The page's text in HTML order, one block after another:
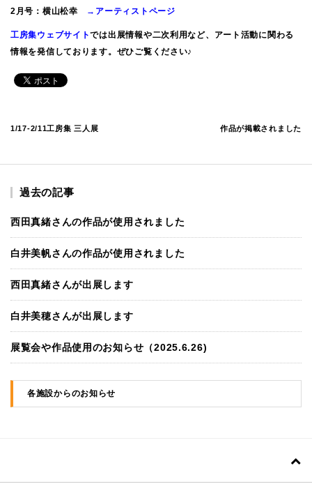
2月号：横山松幸
→アーティストページ
工房集ウェブサイトでは出展情報や二次利用など、アート活動に関わる
情報を発信しております。ぜひご覧ください♪
1/17-2/11工房集 三人展 作品が掲載されました
過去の記事
西田真緒さんの作品が使用されました
白井美帆さんの作品が使用されました
西田真緒さんが出展します
白井美穂さんが出展します
展覧会や作品使用のお知らせ（2025.6.26)
各施設からのお知らせ